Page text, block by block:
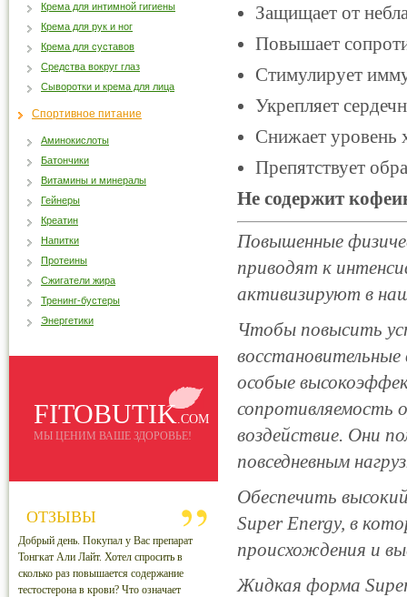
Защищает от
Повышает
Стимулирует
Укрепляет
Снижает уровень
Препятствует
Не содержит
Повышенные
приводят к
активизируют в
Чтобы повысить
особые
сопротивляемость
воздействие. Они
повседневным
Обеспечить
Super Energy, в
происхождения и
Жидкая форма
Крема для интимной гигиены
Крема для рук и ног
Крема для суставов
Средства вокруг глаз
Сыворотки и крема для лица
Спортивное питание
Аминокислоты
Батончики
Витамины и минералы
Гейнеры
Креатин
Напитки
Протеины
Сжигатели жира
Тренинг-бустеры
Энергетики
FITOBUTIK.COM
МЫ ЦЕНИМ ВАШЕ ЗДОРОВЬЕ!
ОТЗЫВЫ
Добрый день. Покупал у Вас препарат
Тонгкат Али Лайт. Хотел спросить в
сколько раз повышается содержание
тестостерона в крови? Что означает